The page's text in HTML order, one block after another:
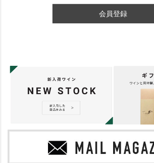
会員登録